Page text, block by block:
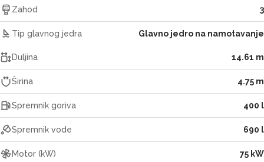
Zahod 3
Tip glavnog jedra Glavno jedro na namotavanje
Duljina 14.61 m
Širina 4.75 m
Spremnik goriva 400 l
Spremnik vode 690 l
Motor (kW) 75 kW